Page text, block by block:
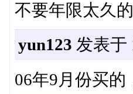
不要年限太久的
yun123 发表于
06年9月份买的